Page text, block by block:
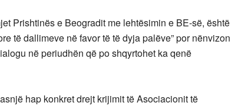
Prishtinës e Beogradit me lehtësimin e BE-së, është
të dallimeve në favor të të dyja palëve” por nënvizon
në periudhën që po shqyrtohet ka qenë
hap konkret drejt krijimit të Asociacionit të